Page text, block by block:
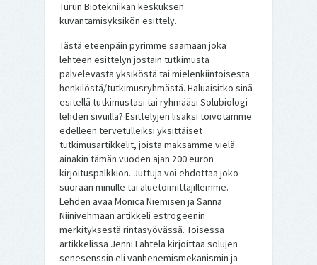
Turun Biotekniikan keskuksen
kuvantamisyksikön esittely.
Tästä eteenpäin pyrimme saamaan joka
lehteen esittelyn jostain tutkimusta
palvelevasta yksiköstä tai mielenkiintoisesta
henkilöstä/tutkimusryhmästä. Haluaisitko sinä
esitellä tutkimustasi tai ryhmääsi Solubiologi-
lehden sivuilla? Esittelyjen lisäksi toivotamme
edelleen tervetulleiksi yksittäiset
tutkimusartikkelit, joista maksamme vielä
ainakin tämän vuoden ajan 200 euron
kirjoituspalkkion. Juttuja voi ehdottaa joko
suoraan minulle tai aluetoimittajillemme.
Lehden avaa Monica Niemisen ja Sanna
Niinivehmaan artikkeli estrogeenin
merkityksestä rintasyövässä. Toisessa
artikkelissa Jenni Lahtela kirjoittaa solujen
senesenssin eli vanhenemismekanismin ja